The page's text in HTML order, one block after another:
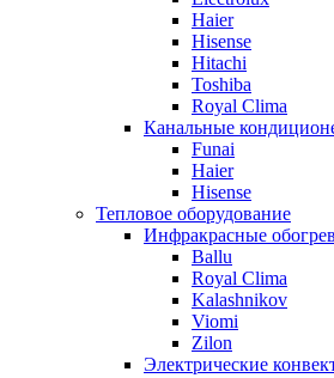
Haier
Hisense
Hitachi
Toshiba
Royal Clima
Канальные
Funai
Haier
Hisense
Тепловое оборудование
Инфракрасные
Ballu
Royal Clima
Kalashnikov
Viomi
Zilon
Электрические